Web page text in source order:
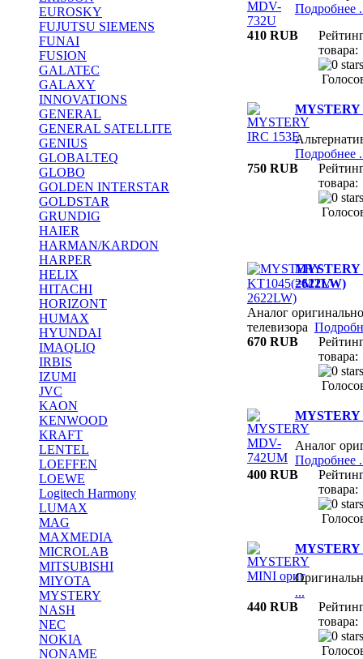
EUROSKY
FUJUTSU SIEMENS
FUNAI
FUSION
GALATEC
GALAXY
INNOVATIONS
GENERAL
GENERAL SATELLITE
GENIUS
GLOBALTEQ
GLOBO
GOLDEN INTERSTAR
GOLDSTAR
GRUNDIG
HAIER
HARMAN/KARDON
HARPER
HELIX
HITACHI
HORIZONT
HUMAX
HYUNDAI
IMAQLIQ
IRBIS
IZUMI
JVC
KAON
KENWOOD
KRAFT
LENTEL
LOEFFEN
LOEWE
Logitech Harmony
LUMAX
MAG
MAXMEDIA
MICROLAB
MITSUBISHI
MIYOTA
MYSTERY
NASH
NEC
NOKIA
NONAME
Подробнее
410 RUB
товара:
MYSTERY
Подробнее
750 RUB
товара:
MYSTERY
2622LW)
Аналог
телевизора
670 RUB
товара:
MYSTERY
Аналог
Подробнее
400 RUB
товара:
MYSTERY
...
440 RUB
товара: